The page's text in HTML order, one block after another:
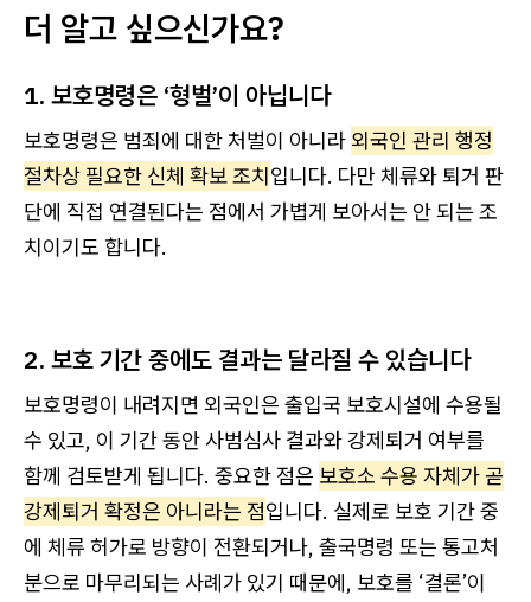
더 알고 싶으신가요?
1. 보호명령은 ‘형벌’이 아닙니다
보호명령은 범죄에 대한 처벌이 아니라 외국인 관리 행정
절차상 필요한 신체 확보 조치입니다. 다만 체류와 퇴거 판
단에 직접 연결된다는 점에서 가볍게 보아서는 안 되는 조
치이기도 합니다.
2. 보호 기간 중에도 결과는 달라질 수 있습니다
보호명령이 내려지면 외국인은 출입국 보호시설에 수용될
수 있고, 이 기간 동안 사범심사 결과와 강제퇴거 여부를
함께 검토받게 됩니다. 중요한 점은 보호소 수용 자체가 곧
강제퇴거 확정은 아니라는 점입니다. 실제로 보호 기간 중
에 체류 허가로 방향이 전환되거나, 출국명령 또는 통고처
분으로 마무리되는 사례가 있기 때문에, 보호를 ‘결론’이